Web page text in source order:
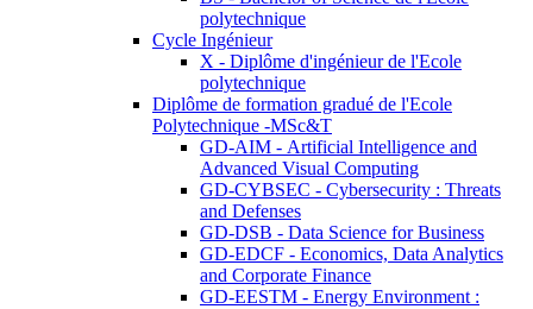
polytechnique
Cycle Ingénieur
X - Diplôme d'ingénieur de l'Ecole
polytechnique
Diplôme de formation gradué de l'Ecole
Polytechnique -MSc&T
GD-AIM - Artificial Intelligence and
Advanced Visual Computing
GD-CYBSEC - Cybersecurity : Threats
and Defenses
GD-DSB - Data Science for Business
GD-EDCF - Economics, Data Analytics
and Corporate Finance
GD-EESTM - Energy Environment :